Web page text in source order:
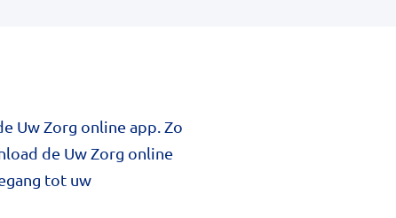
Uw Zorg online app . Zo
de Uw Zorg online
tot uw